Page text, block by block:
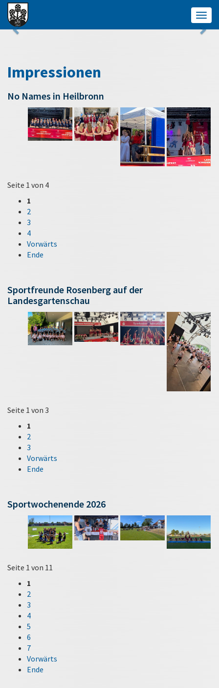
Impressionen
No Names in Heilbronn
Seite 1 von 4
1
2
3
4
Vorwärts
Ende
Sportfreunde Rosenberg auf der
Landesgartenschau
Seite 1 von 3
1
2
3
Vorwärts
Ende
Sportwochenende 2026
Seite 1 von 11
1
2
3
4
5
6
7
Vorwärts
Ende